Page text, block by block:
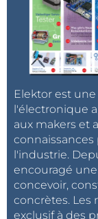
Elektor est
l'électronique
aux makers et
l'industrie.
encouragé
concevoir,
concrètes. Les
exclusif à des